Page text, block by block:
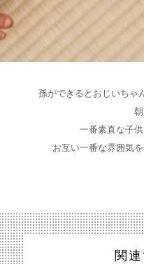
孫ができるとおじいちゃ
一番素直な子
お互い一番な雰囲気
関